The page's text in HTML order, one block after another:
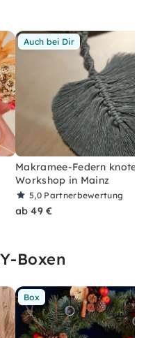
Auch bei Dir
Makramee-Federn knoten
Workshop in Mainz
5,0 Partnerbewertung
ab 49 €
Boxen
Box